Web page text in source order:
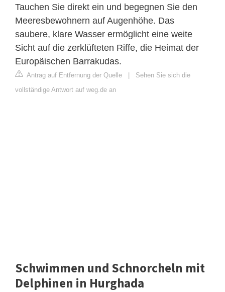
Tauchen Sie direkt ein und begegnen Sie den
Meeresbewohnern auf Augenhöhe. Das
saubere, klare Wasser ermöglicht eine weite
Sicht auf die zerklüfteten Riffe, die Heimat der
Europäischen Barrakudas.
Antrag auf Entfernung der Quelle
Sehen Sie sich die
vollständige Antwort auf weg.de an
Schwimmen und Schnorcheln mit
Delphinen in Hurghada